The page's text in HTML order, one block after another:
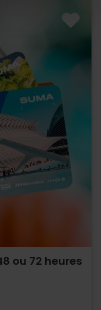
ou 72 heures